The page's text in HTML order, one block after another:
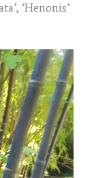
‘Henonis’